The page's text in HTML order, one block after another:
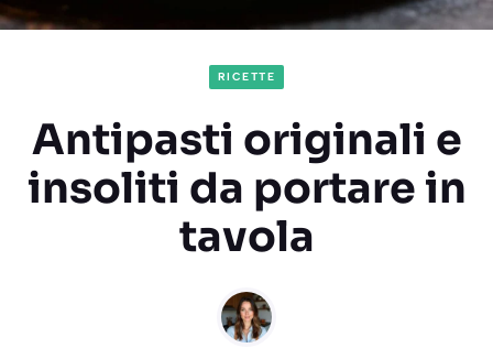
RICETTE
Antipasti originali e
insoliti da portare in
tavola